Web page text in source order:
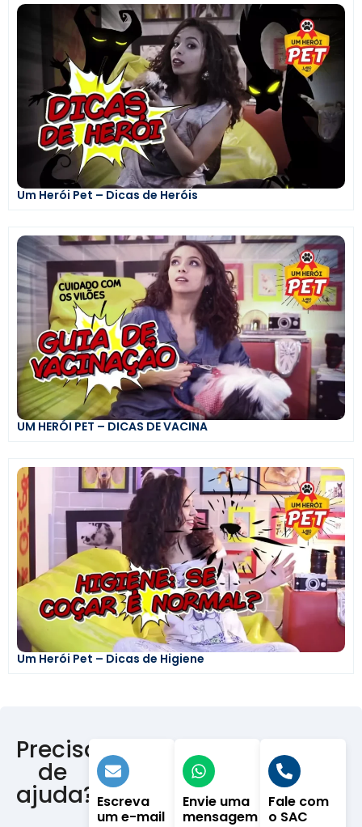
Um Herói Pet – Dicas de Heróis
UM HERÓI PET – DICAS DE VACINA
Um Herói Pet – Dicas de Higiene
Precisa
de
ajuda? Escreva
um e-mail
Envie uma
mensagem
Fale com
o SAC